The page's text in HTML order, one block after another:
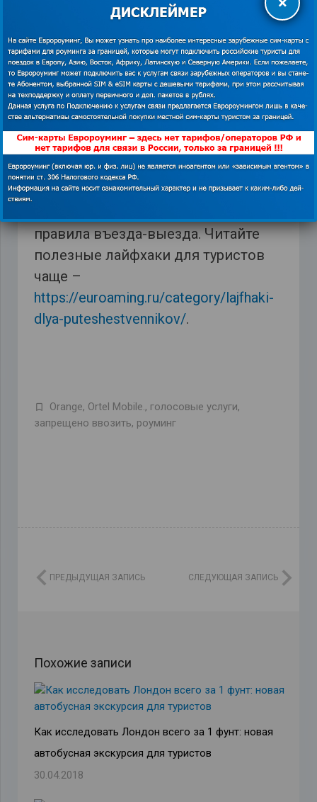
например, лак для волос (девушкам стоит
Наркотические вещества.
Семена растений и плоды.
Порнографические материалы.
Ядосодержащие вещества.
Это далеко не полный список
запретов, в каждой стране свои
правила, поэтому собираясь куда-то в
правила въезда-выезда. Читайте
полезные лайфхаки для туристов
чаще –
https://euroaming.ru/category/lajfhaki-
dlya-puteshestvennikov/.
Orange, Ortel Mobile., голосовые услуги,
запрещено ввозить, роуминг
ПРЕДЫДУЩАЯ ЗАПИСЬ СЛЕДУЮЩАЯ ЗАПИСЬ
Похожие записи
Как исследовать Лондон всего за 1 фунт: новая
автобусная экскурсия для туристов
30.04.2018